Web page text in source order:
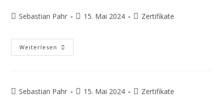
Sebastian Pahr 15. Mai 2024 Zertifikate
Weiterlesen
Sebastian Pahr 15. Mai 2024 Zertifikate